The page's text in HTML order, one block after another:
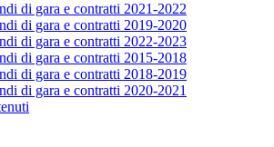
di gara e contratti 2021-2022
di gara e contratti 2019-2020
di gara e contratti 2022-2023
di gara e contratti 2015-2018
di gara e contratti 2018-2019
di gara e contratti 2020-2021